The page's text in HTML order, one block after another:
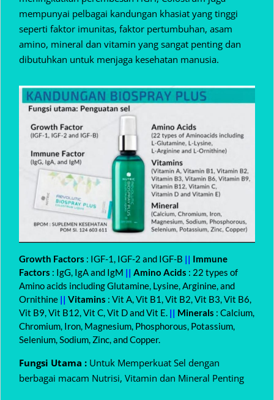
mempunyai pelbagai kandungan khasiat yang tinggi
seperti faktor imunitas, faktor pertumbuhan, asam
amino, mineral dan vitamin yang sangat penting dan
dibutuhkan untuk menjaga kesehatan manusia.
Growth Factors : IGF-1, IGF-2 and IGF-B || Immune
Factors : IgG, IgA and IgM || Amino Acids : 22 types of
Amino acids including Glutamine, Lysine, Arginine, and
Ornithine || Vitamins : Vit A, Vit B1, Vit B2, Vit B3, Vit B6,
Vit B9, Vit B12, Vit C, Vit D and Vit E. || Minerals : Calcium,
Chromium, Iron, Magnesium, Phosphorous, Potassium,
Selenium, Sodium, Zinc, and Copper.
Fungsi Utama : Untuk Memperkuat Sel dengan
berbagai macam Nutrisi, Vitamin dan Mineral Penting